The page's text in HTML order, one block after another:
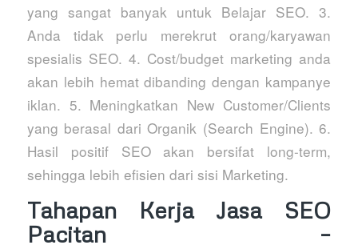
yang sangat banyak untuk Belajar SEO. 3.
Anda tidak perlu merekrut orang/karyawan
spesialis SEO. 4. Cost/budget marketing anda
akan lebih hemat dibanding dengan kampanye
iklan. 5. Meningkatkan New Customer/Clients
yang berasal dari Organik (Search Engine). 6.
Hasil positif SEO akan bersifat long-term,
sehingga lebih efisien dari sisi Marketing.
Tahapan Kerja Jasa SEO
Pacitan –